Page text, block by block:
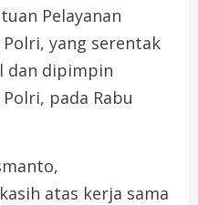
Pelayanan
Polri, yang serentak
dan dipimpin
pada Rabu
atas kerja sama